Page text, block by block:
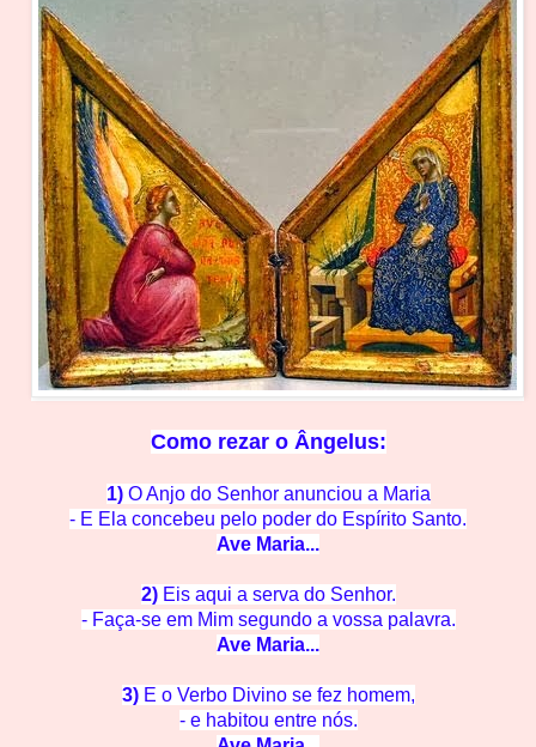
Como rezar o Ângelus:
1)O Anjo do Senhor anunciou a Maria
- E Ela concebeu pelo poder do Espírito Santo.
Ave Maria...
2) Eis aqui a serva do Senhor.
- Faça-se em Mim segundo a vossa palavra.
Ave Maria...
3)E o Verbo Divino se fez homem,
- e habitou entre nós.